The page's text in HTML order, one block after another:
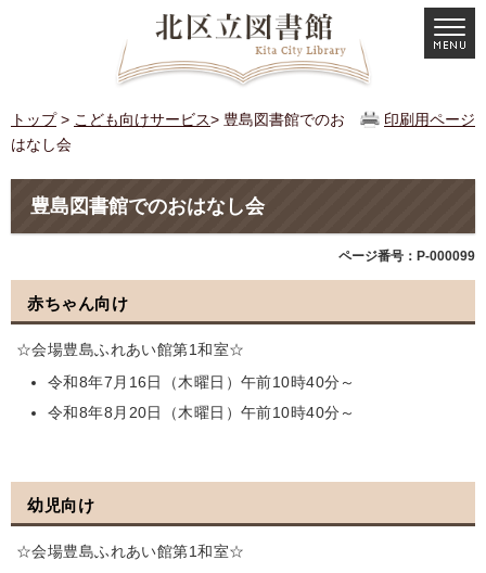
印刷用ページ
トップ> こども向けサービス> 豊島図書館でのお
はなし会
豊島図書館でのおはなし会
ページ番号：P-000099
赤ちゃん向け
☆会場豊島ふれあい館第1和室☆
令和8年7月16日（木曜日）午前10時40分～
令和8年8月20日（木曜日）午前10時40分～
幼児向け
☆会場豊島ふれあい館第1和室☆